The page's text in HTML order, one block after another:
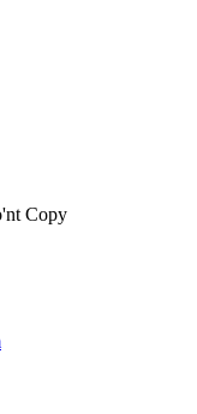
Copy